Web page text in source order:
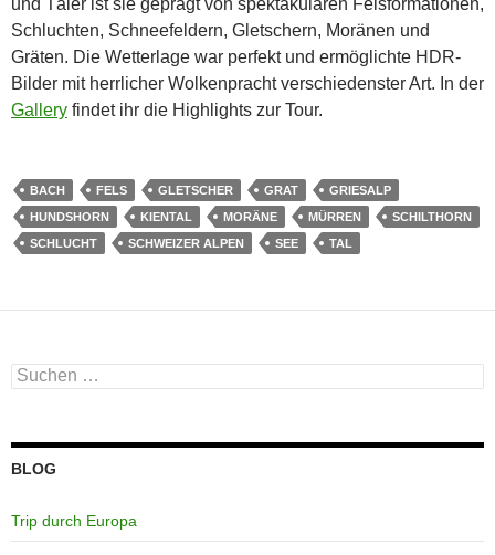
Schluchten, Schneefeldern, Gletschern, Moränen und
Gräten. Die Wetterlage war perfekt und ermöglichte HDR-
Bilder mit herrlicher Wolkenpracht verschiedenster Art. In der
Gallery findet ihr die Highlights zur Tour.
BACH FELS GLETSCHER GRAT
GRIESALP
HUNDSHORN
KIENTAL MORÄNE MÜRREN
SCHILTHORN
SCHLUCHT
SCHWEIZER ALPEN SEE TAL
Suchen
nach:
BLOG
Trip durch Europa